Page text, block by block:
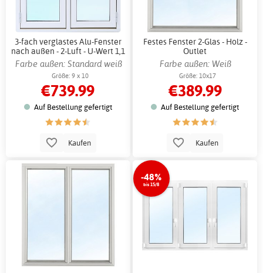
3-fach verglastes Alu-Fenster
nach außen - 2-Luft - U-Wert 1,1
- Auslauf
Farbe außen: Standard weiß
Größe: 9 x 10
€739.99
Auf Bestellung gefertigt
Kaufen
Festes Fenster 2-Glas - Holz -
Outlet
Farbe außen: Weiß
Größe: 10x17
€389.99
Auf Bestellung gefertigt
Kaufen
-48%
bis 15/8